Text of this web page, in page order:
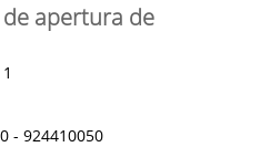
apertura de
- 924410050